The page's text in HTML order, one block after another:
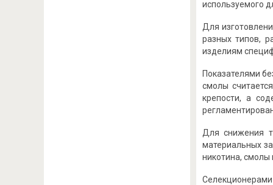
используемого
Для
разных типов,
изделиям
Показателями
смолы
крепости, а
Для снижения
материальных
никотина,